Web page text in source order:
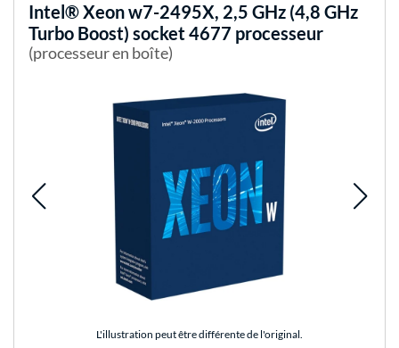
Intel®Xeon w7-2495X, 2,5 GHz (4,8 GHz
Turbo Boost) socket 4677 processeur
(processeur en boîte)
L'illustration peut être différente de l'original.